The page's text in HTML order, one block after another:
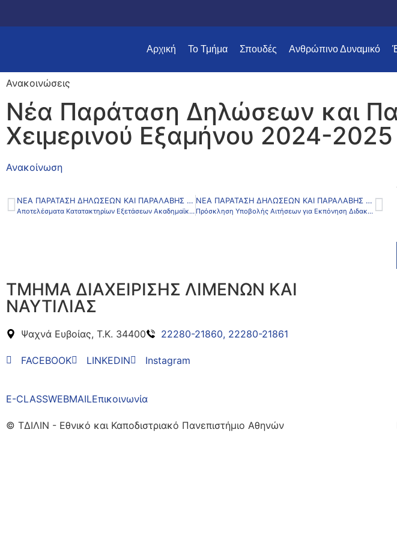
Αρχική Το Τμήμα Σπουδές Ανθρώπινο Δυναμικό
Ανακοινώσεις
Νέα Παράταση Δηλώσεων και
Χειμερινού Εξαμήνου 2024-2025
Ανακοίνωση
ΝΈΑ ΠΑΡΆΤΑΣΗ ΔΗΛΏΣΕΩΝ ΚΑΙ ΠΑΡΑΛΑΒΉΣ ΣΥΓΓΡΑΜΜΆΤΩΝ ΧΕΙΜΕΡΙΝΟΎ ΕΞΑΜΉΝΟΥ 2024-2025
Αποτελέσματα Κατατακτηρίων Εξετάσεων Ακαδημαϊκού Έτους 2024-2025
ΝΈΑ ΠΑΡΆΤΑΣΗ ΔΗΛΏΣΕΩΝ ΚΑΙ ΠΑΡΑΛΑΒΉΣ ΣΥΓΓΡΑΜΜΆΤΩΝ ΧΕΙΜΕΡΙΝΟΎ ΕΞΑΜΉΝΟΥ 2024-2025
Πρόσκληση Υποβολής Αιτήσεων για Εκπόνηση Διδακτορικής Διατριβής στο Τμήμα Διαχείρισης Λιμένων και Ναυτιλίας του ΕΚΠΑ
ΤΜΗΜΑ ΔΙΑΧΕΙΡΙΣΗΣ ΛΙΜΕΝΩΝ ΚΑΙ
ΝΑΥΤΙΛΙΑΣ
Ψαχνά Ευβοίας, Τ.Κ. 34400 22280-21860, 22280-21861
FACEBOOK LINKEDIN Instagram
E-CLASSWEBMAILΕπικοινωνία
© ΤΔΙΛΙΝ - Εθνικό και Καποδιστριακό Πανεπιστήμιο Αθηνών